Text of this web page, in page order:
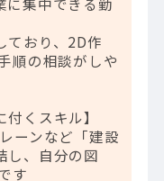
ており、2D作
順の相談がしや
付くスキル】
ーンなど「建設
し、自分の図
す